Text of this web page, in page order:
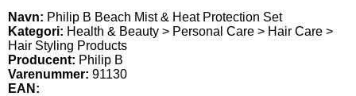
Navn: Philip B Beach Mist & Heat Protection Set
Kategori: Health & Beauty > Personal Care > Hair Care >
Hair Styling Products
Producent: Philip B
Varenummer: 91130
EAN: